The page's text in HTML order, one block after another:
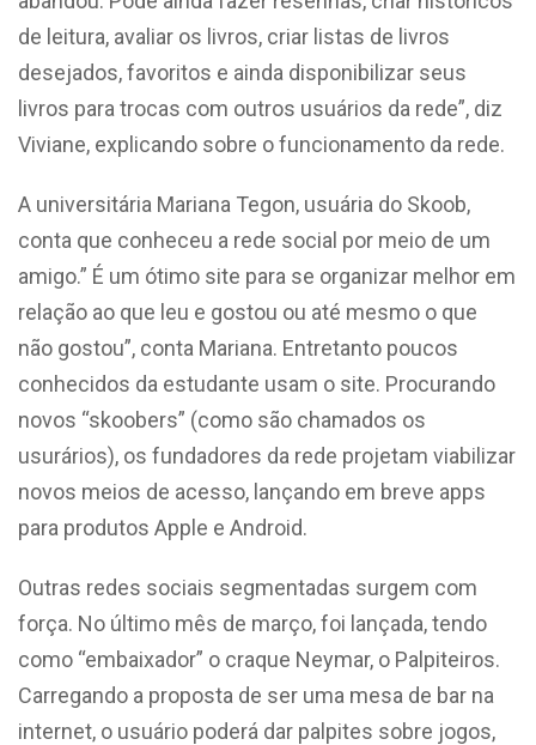
de leitura, avaliar os livros, criar listas de livros
desejados, favoritos e ainda disponibilizar seus
livros para trocas com outros usuários da rede”, diz
Viviane, explicando sobre o funcionamento da rede.
A universitária Mariana Tegon, usuária do Skoob,
conta que conheceu a rede social por meio de um
amigo.” É um ótimo site para se organizar melhor em
relação ao que leu e gostou ou até mesmo o que
não gostou”, conta Mariana. Entretanto poucos
conhecidos da estudante usam o site. Procurando
novos “skoobers” (como são chamados os
usurários), os fundadores da rede projetam viabilizar
novos meios de acesso, lançando em breve apps
para produtos Apple e Android.
Outras redes sociais segmentadas surgem com
força. No último mês de março, foi lançada, tendo
como “embaixador” o craque Neymar, o Palpiteiros.
Carregando a proposta de ser uma mesa de bar na
internet, o usuário poderá dar palpites sobre jogos,